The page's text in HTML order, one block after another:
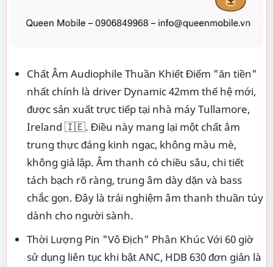
Chất Âm Audiophile Thuần Khiết Điểm "ăn tiền"
nhất chính là driver Dynamic 42mm thế hệ mới,
được sản xuất trực tiếp tại nhà máy Tullamore,
Ireland 🇮🇪. Điều này mang lại một chất âm
trung thực đáng kinh ngạc, không màu mè,
không giả lập. Âm thanh có chiều sâu, chi tiết
tách bạch rõ ràng, trung âm dày dặn và bass
chắc gọn. Đây là trải nghiệm âm thanh thuần túy
dành cho người sành.
Thời Lượng Pin "Vô Địch" Phân Khúc Với 60 giờ
sử dụng liên tục khi bật ANC, HDB 630 đơn giản là